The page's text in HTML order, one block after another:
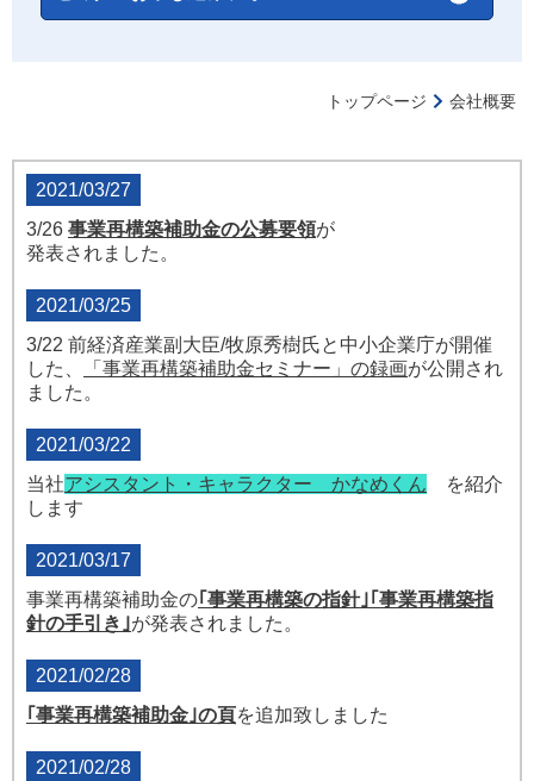
トップページ 会社概要
2021/03/27
3/26 事業再構築補助金の公募要領が
発表されました。
2021/03/25
3/22 前経済産業副大臣/牧原秀樹氏と中小企業庁が開催
した、
「 事業再構築補助金セミナー」の録画が公開され
ました。
2021/03/22
当社アシスタント・キャラクター かなめくん を紹介
します
2021/03/17
事業再構築補助金の｢事業再構築の指針｣ ｢事業再構築指
針の手引き｣が発表されました。
2021/02/28
｢ 事業再構築補助金｣の頁を追加致しました
2021/02/28